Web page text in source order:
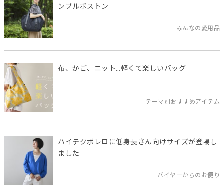
ンプルボストン
みんなの愛用品
布、かご、ニット…軽くて楽しいバッグ
テーマ別おすすめアイテム
ハイテクボレロに低身長さん向けサイズが登場し
ました
バイヤーからのお便り